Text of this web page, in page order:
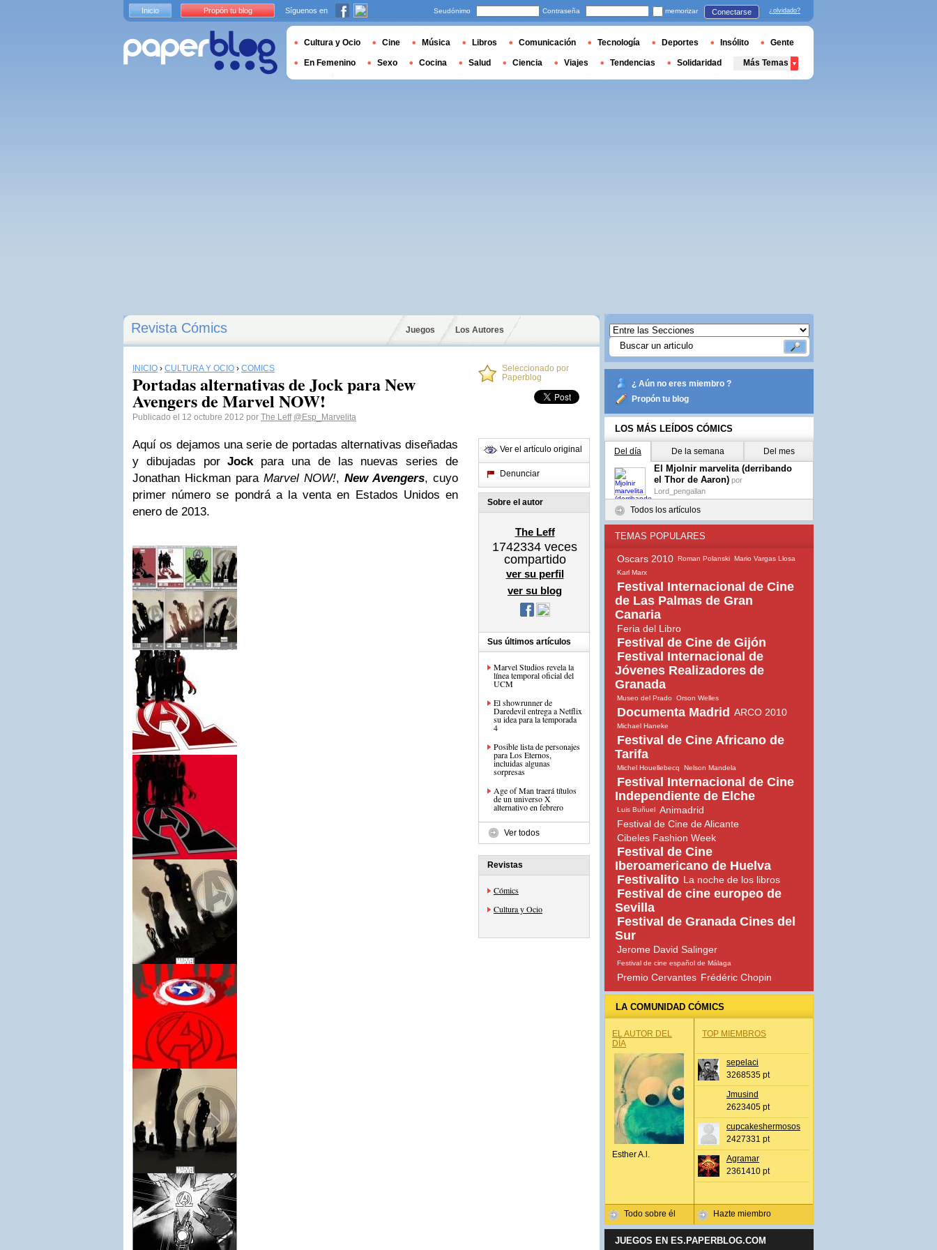
Revista Cómics Juegos Los Autores
INICIO › CULTURA Y OCIO › CÓMICS
Portadas alternativas de Jock para New
Avengers de Marvel NOW!
Publicado el 12 octubre 2012 por The Leff @Esp_Marvelita
Aquí os dejamos una serie de portadas alternativas diseñadas
y dibujadas porJockpara una de las nuevas series de
Jonathan Hickman para Marvel NOW!, New Avengers, cuyo
primer número se pondrá a la venta en Estados Unidos en
enero de 2013.
Seleccionado por
Paperblog
Ver el artículo original
Denunciar
Sobre el autor
The Leff
1742334 veces
compartido
ver su perfil
ver su blog
Sus últimos artículos
Marvel Studios revela la
línea temporal oficial del
UCM
El showrunner de
Daredevil entrega a Netflix
su idea para la temporada
4
Posible lista de personajes
para Los Eternos,
incluidas algunas
sorpresas
Age of Man traerá títulos
de un universo X
alternativo en febrero
Ver todos
Revistas
Cómics
Cultura y Ocio
¿ Aún no eres miembro ?
Propón tu blog
LOS MÁS LEÍDOS CÓMICS
Del día De la semana Del mes
El Mjolnir marvelita (derribando
el Thor de Aaron) por
Lord_pengallan
Todos los artículos
TEMAS POPULARES
Oscars 2010 Roman Polanski Mario Vargas Llosa
Karl Marx
Festival Internacional de Cine
de Las Palmas de Gran
Canaria
Feria del Libro
Festival de Cine de Gijón
Festival Internacional de
Jóvenes Realizadores de
Granada
Museo del Prado Orson Welles
Documenta Madrid ARCO 2010
Michael Haneke
Festival de Cine Africano de
Tarifa
Michel Houellebecq Nelson Mandela
Festival Internacional de Cine
Independiente de Elche
Luis Buñuel Animadrid
Festival de Cine de Alicante
Cibeles Fashion Week
Festival de Cine
Iberoamericano de Huelva
Festivalito La noche de los libros
Festival de cine europeo de
Sevilla
Festival de Granada Cines del
Sur
Jerome David Salinger
Festival de cine español de Málaga
Premio Cervantes Frédéric Chopin
LA COMUNIDAD CÓMICS
EL AUTOR DEL
DÍA
Esther A.l.
Todo sobre él
TOP MIEMBROS
sepelaci
3268535 pt
Jmusind
2623405 pt
cupcakeshermosos
2427331 pt
Agramar
2361410 pt
Hazte miembro
JUEGOS EN ES.PAPERBLOG.COM
Inicio Propón tu blog Síguenos en Seudónimo Contraseña memorizar Conectarse ¿olvidado?
Cultura y Ocio Cine Música Libros Comunicación Tecnología Deportes Insólito Gente
En Femenino Sexo Cocina Salud Ciencia Viajes Tendencias Solidaridad Más Temas